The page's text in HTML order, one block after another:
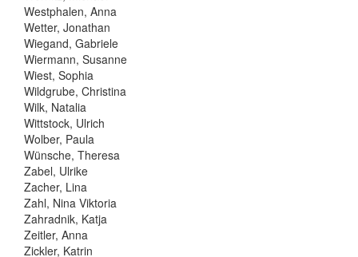
Westphalen, Anna
Wetter, Jonathan
Wiegand, Gabriele
Wiermann, Susanne
Wiest, Sophia
Wildgrube, Christina
Wilk, Natalia
Wittstock, Ulrich
Wolber, Paula
Wünsche, Theresa
Zabel, Ulrike
Zacher, Lina
Zahl, Nina Viktoria
Zahradnik, Katja
Zeitler, Anna
Zickler, Katrin